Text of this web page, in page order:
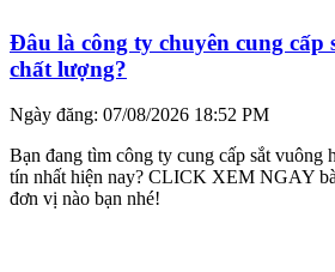
Đâu là công ty chuyên cung cấp
chất lượng?
Ngày đăng: 07/08/2026 18:52 PM
Bạn đang tìm công ty cung cấp sắt vuông
tín nhất hiện nay? CLICK XEM NGAY
đơn vị nào bạn nhé!